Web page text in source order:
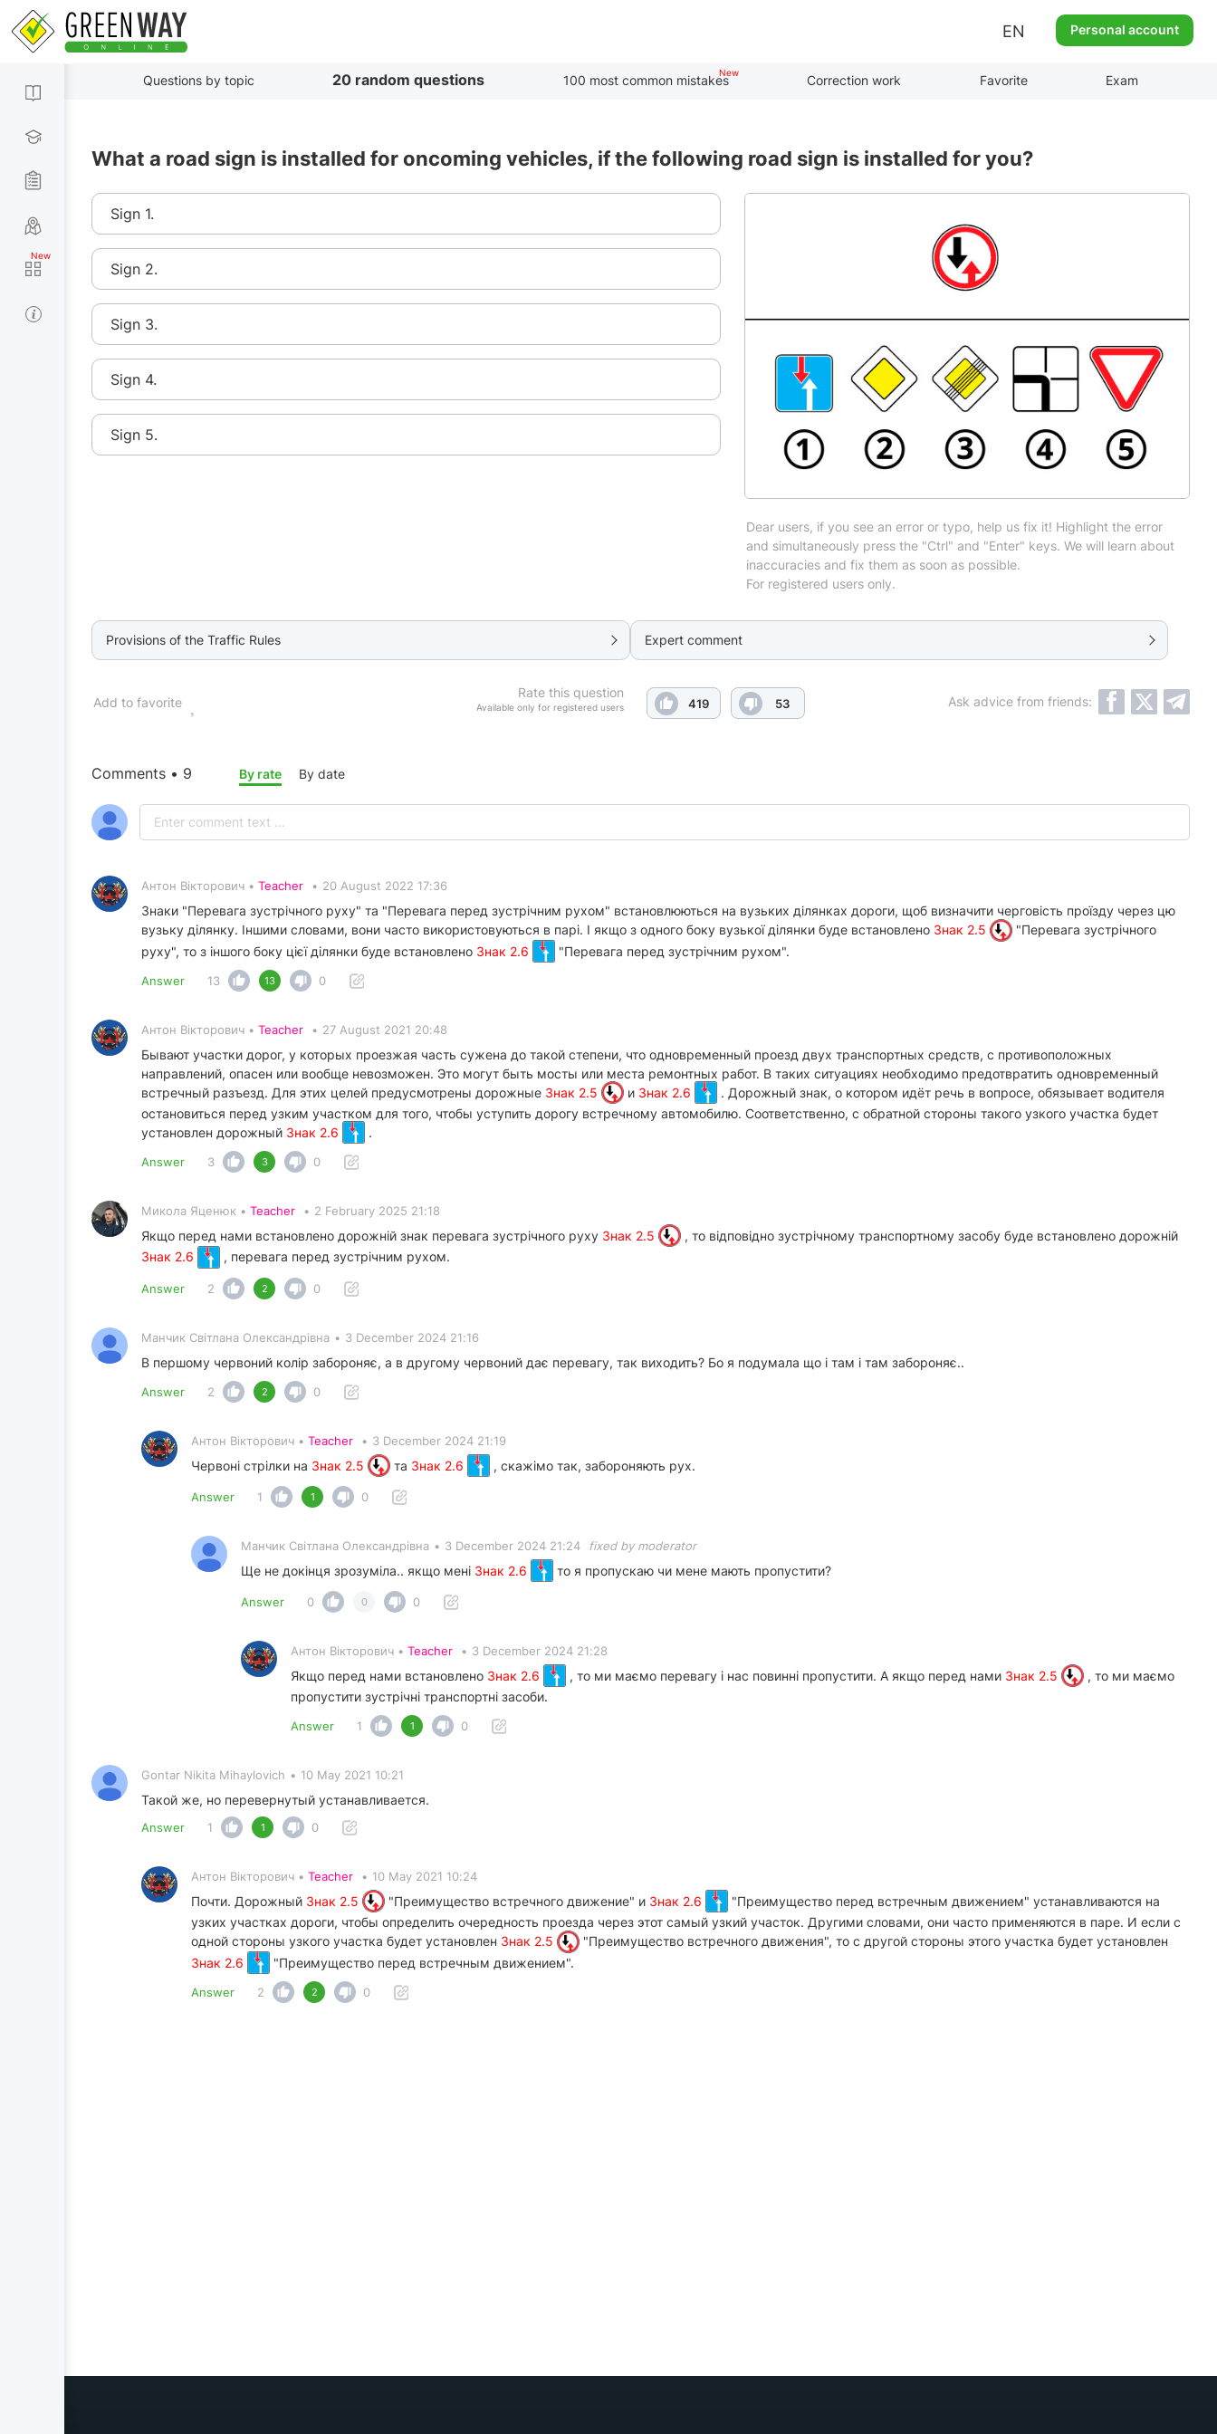
EN Personal account
Questions by topic 20 random questions 100 most common mistakes Correction work Favorite Exam
What a road sign is installed for oncoming vehicles, if the following road sign is installed for you?
Sign 1.
Sign 2.
Sign 3.
Sign 4.
Sign 5.
Dear users, if you see an error or typo, help us fix it! Highlight the error
and simultaneously press the "Ctrl" and "Enter" keys. We will learn about
inaccuracies and fix them as soon as possible.
For registered users only.
Provisions of the Traffic Rules Expert comment
Rate this question
Available only for registered users 419 53
Add to favorite Ask advice from friends:
Comments • 9 By rate By date
Антон Вікторович • Teacher • 20 August 2022 17:36
Знаки "Перевага зустрічного руху" та "Перевага перед зустрічним рухом" встановлюються на вузьких ділянках дороги, щоб визначити черговість проїзду через цю
вузьку ділянку. Іншими словами, вони часто використовуються в парі. І якщо з одного боку вузької ділянки буде встановлено Знак 2.5
"Перевага зустрічного
руху", то з іншого боку цієї ділянки буде встановлено Знак 2.6 "Перевага перед зустрічним рухом".
Answer 13 13 0
Антон Вікторович • Teacher • 27 August 2021 20:48
Бывают участки дорог, у которых проезжая часть сужена до такой степени, что одновременный проезд двух транспортных средств, с противоположных
направлений, опасен или вообще невозможен. Это могут быть мосты или места ремонтных работ. В таких ситуациях необходимо предотвратить одновременный
встречный разъезд. Для этих целей предусмотрены дорожные Знак 2.5 и Знак 2.6
. Дорожный знак, о котором идёт речь в вопросе, обязывает водителя
остановиться перед узким участком для того, чтобы уступить дорогу встречному автомобилю. Соответственно, с обратной стороны такого узкого участка будет
установлен дорожный Знак 2.6 .
Answer 3 3 0
Микола Яценюк • Teacher • 2 February 2025 21:18
Якщо перед нами встановлено дорожній знак перевага зустрічного руху Знак 2.5
, то відповідно зустрічному транспортному засобу буде встановлено дорожній
Знак 2.6
, перевага перед зустрічним рухом.
Answer 2 2 0
Манчик Світлана Олександрівна • 3 December 2024 21:16
В першому червоний колір забороняє, а в другому червоний дає перевагу, так виходить? Бо я подумала що і там і там забороняє..
Answer 2 2 0
Антон Вікторович • Teacher • 3 December 2024 21:19
Червоні стрілки на Знак 2.5 та Знак 2.6 , скажімо так, забороняють рух.
Answer 1 1 0
Манчик Світлана Олександрівна • 3 December 2024 21:24 fixed by moderator
Ще не докінця зрозуміла.. якщо мені Знак 2.6 то я пропускаю чи мене мають пропустити?
Answer 0 0 0
Антон Вікторович • Teacher • 3 December 2024 21:28
Якщо перед нами встановлено Знак 2.6 , то ми маємо перевагу і нас повинні пропустити. А якщо перед нами Знак 2.5
, то ми маємо
пропустити зустрічні транспортні засоби.
Answer 1 1 0
Gontar Nikita Mihaylovich • 10 May 2021 10:21
Такой же, но перевернутый устанавливается.
Answer 1 1 0
Антон Вікторович • Teacher • 10 May 2021 10:24
Почти. Дорожный Знак 2.5 "Преимущество встречного движение" и Знак 2.6
"Преимущество перед встречным движением" устанавливаются на
узких участках дороги, чтобы определить очередность проезда через этот самый узкий участок. Другими словами, они часто применяются в паре. И если с
одной стороны узкого участка будет установлен Знак 2.5
"Преимущество встречного движения", то с другой стороны этого участка будет установлен
Знак 2.6
"Преимущество перед встречным движением".
Answer 2 2 0